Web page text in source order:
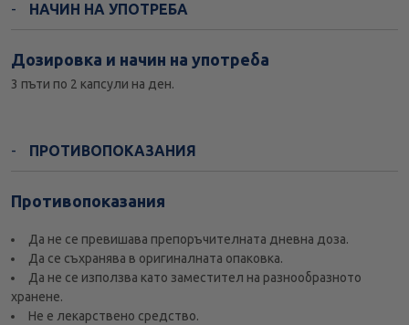
НАЧИН НА УПОТРЕБА
Дозировка и начин на употреба
3 пъти по 2 капсули на ден.
ПРОТИВОПОКАЗАНИЯ
Противопоказания
Да не се превишава препоръчителната дневна доза.
Да се съхранява в оригиналната опаковка.
Да не се използва като заместител на разнообразното
хранене.
Не е лекарствено средство.